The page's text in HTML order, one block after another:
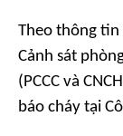
Theo thông
Cảnh sát
(PCCC và
báo cháy tại